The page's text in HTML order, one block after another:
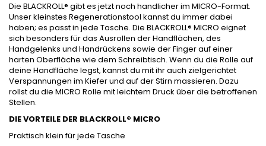
Die BLACKROLL® gibt es jetzt noch handlicher im MICRO-Format.
Unser kleinstes Regenerationstool kannst du immer dabei
haben; es passt in jede Tasche. Die BLACKROLL® MICRO eignet
sich besonders für das Ausrollen der Handflächen, des
Handgelenks und Handrückens sowie der Finger auf einer
harten Oberfläche wie dem Schreibtisch. Wenn du die Rolle auf
deine Handfläche legst, kannst du mit ihr auch zielgerichtet
Verspannungen im Kiefer und auf der Stirn massieren. Dazu
rollst du die MICRO Rolle mit leichtem Druck über die betroffenen
Stellen.
DIE VORTEILE DER BLACKROLL® MICRO
Praktisch klein für jede Tasche